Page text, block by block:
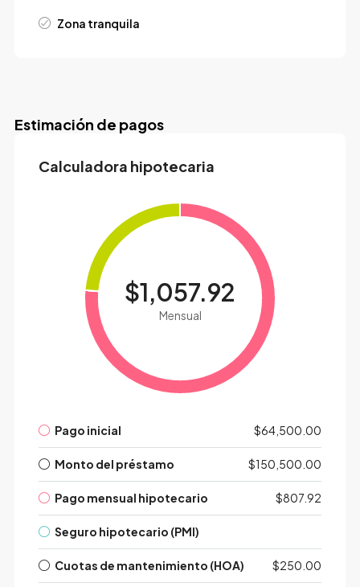
Zona tranquila
Estimación de pagos
Calculadora hipotecaria
$1,057.92
Mensual
Pago inicial $64,500.00
Monto del préstamo $150,500.00
Pago mensual hipotecario $807.92
Seguro hipotecario (PMI)
Cuotas de mantenimiento (HOA) $250.00